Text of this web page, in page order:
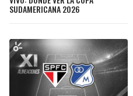
SUDAMERICANA 2026